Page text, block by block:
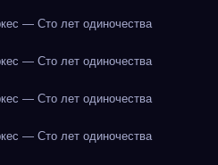
— Сто лет одиночества
— Сто лет одиночества
— Сто лет одиночества
— Сто лет одиночества